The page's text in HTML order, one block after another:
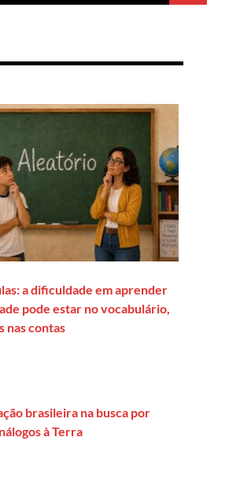
a dificuldade em aprender
pode estar no vocabulário,
nas contas
brasileira na busca por
à Terra